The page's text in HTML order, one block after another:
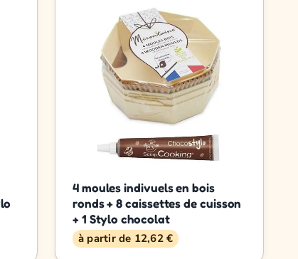
4 moules indivuels en bois
ronds + 8 caissettes de cuisson
+ 1 Stylo chocolat
à partir de 12,62 €